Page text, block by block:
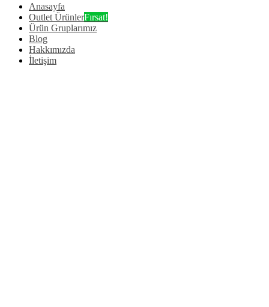
Anasayfa
Outlet ÜrünlerFırsat!
Ürün Gruplarımız
Blog
Hakkımızda
İletişim